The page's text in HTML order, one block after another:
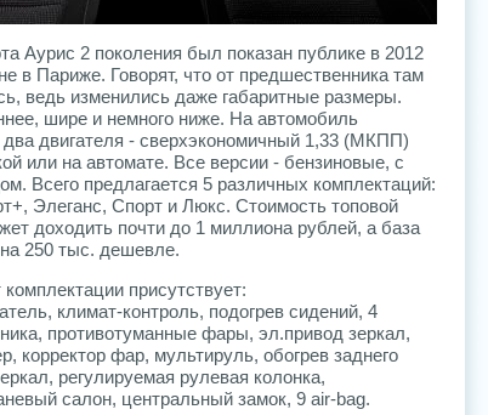
Аурис 2 поколения был показан публике в 2012
в Париже. Говорят, что от предшественника там
ведь изменились даже габаритные размеры.
шире и немного ниже. На автомобиль
два двигателя - сверхэкономичный 1,33 (МКПП)
или на автомате. Все версии - бензиновые, с
Всего предлагается 5 различных комплектаций:
Элеганс, Спорт и Люкс. Стоимость топовой
доходить почти до 1 миллиона рублей, а база
250 тыс. дешевле.
присутствует:
климат-контроль, подогрев сидений, 4
противотуманные фары, эл.привод зеркал,
корректор фар, мультируль, обогрев заднего
регулируемая рулевая колонка,
салон, центральный замок, 9 air-bag.